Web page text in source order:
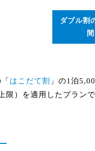
ダブル割
間
はこだて割 」の1泊
限）を適用したプラン